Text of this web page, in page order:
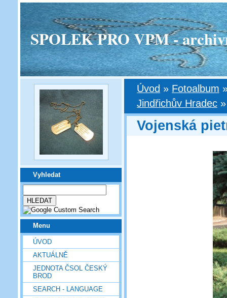
SPOLEK PRO VPM -
Vyhledat
Menu
ÚVOD
AKTUÁLNĚ
JEDNOTA ČSOL ČESKÝ
BROD
SEARCH - LANGUAGE
Úvod » Fotoalbum
Jindřichův Hradec
Vojenská